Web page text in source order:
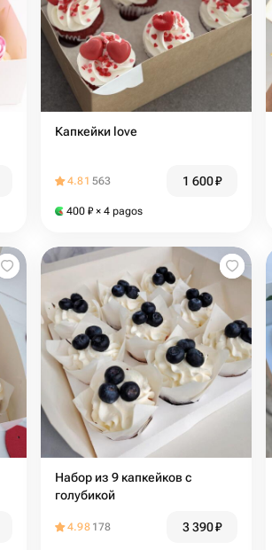
Капкейки love
4.81 563 1 600₽
400 ₽ × 4 pagos
Набор из 9 капкейков с
голубикой
4.98 178 3 390₽